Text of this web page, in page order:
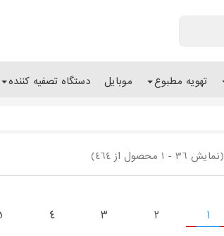
تهویه مطبوع موبایل دستگاه تصفیه کننده
(نمایش 36 - 1 محصول از 464)
1
2
3
4